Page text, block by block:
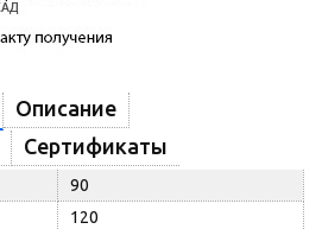
Описание
Сертификаты
90
120